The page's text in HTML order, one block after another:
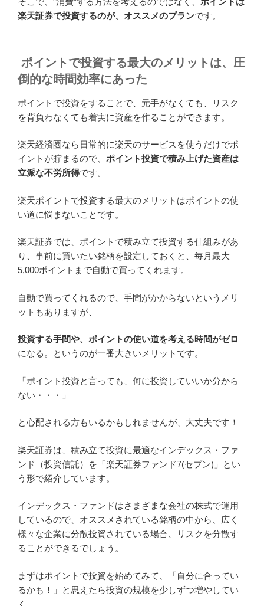
楽天証券で投資するのが、オススメのプランです。
ポイントで投資する最大のメリットは、圧
倒的な時間効率にあった
ポイントで投資をすることで、元手がなくても、リスク
を背負わなくても着実に資産を作ることができます。
楽天経済圏なら日常的に楽天のサービスを使うだけでポ
イントが貯まるので、 ポイント投資で積み上げた資産は
立派な不労所得です。
楽天ポイントで投資する最大のメリットはポイントの使
い道に悩まないことです。
楽天証券では、ポイントで積み立て投資する仕組みがあ
り、事前に買いたい銘柄を設定しておくと、毎月最大
5,000ポイントまで自動で買ってくれます。
自動で買ってくれるので、手間がかからないというメリ
ットもありますが、
投資する手間や、ポイントの使い道を考える時間がゼロ
になる。というのが一番大きいメリットです。
「ポイント投資と言っても、何に投資していいか分から
ない・・・」
と心配される方もいるかもしれませんが、大丈夫です！
楽天証券は、積み立て投資に最適なインデックス・ファ
ンド（投資信託）を「楽天証券ファンド7(セブン)」とい
う形で紹介しています。
インデックス・ファンドはさまざまな会社の株式で運用
しているので、オススメされている銘柄の中から、広く
様々な企業に分散投資されている場合、リスクを分散す
ることができるでしょう。
まずはポイントで投資を始めてみて、「自分に合ってい
るかも！」と思えたら投資の規模を少しずつ増やしてい
く。